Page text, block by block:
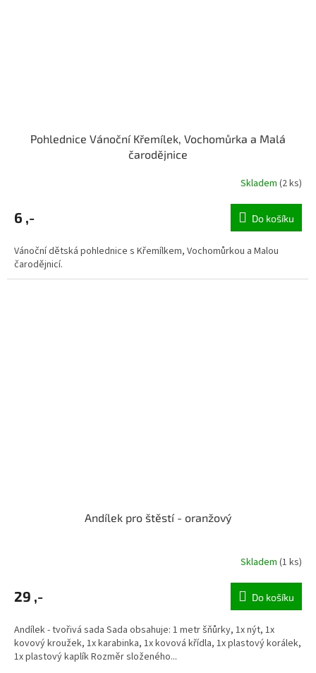
Pohlednice Vánoční Křemílek, Vochomůrka a Malá
čarodějnice
Skladem (2 ks)
6 ,- Do košíku
Vánoční dětská pohlednice s Křemílkem, Vochomůrkou a Malou
čarodějnicí.
Andílek pro štěstí - oranžový
Skladem (1 ks)
29 ,- Do košíku
Andílek - tvořivá sada Sada obsahuje: 1 metr šňůrky, 1x nýt, 1x
kovový kroužek, 1x karabinka, 1x kovová křídla, 1x plastový korálek,
1x plastový kaplík Rozměr složeného...